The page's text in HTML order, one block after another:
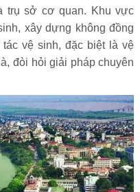
trụ sở cơ quan. Khu vực
xây dựng không đồng
vệ sinh, đặc biệt là vệ
đòi hỏi giải pháp chuyên